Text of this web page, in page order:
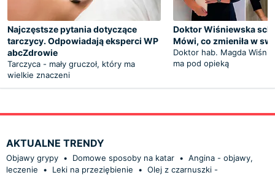
Najczęstsze pytania dotyczące
tarczycy. Odpowiadają eksperci WP
abcZdrowie
Tarczyca - mały gruczoł, który ma
wielkie znaczeni
Doktor Wiśniewska
Mówi, co zmieniła w
Doktor hab. Magda
ma pod opieką
AKTUALNE TRENDY
Objawy grypy • Domowe sposoby na katar • Angina - objawy,
leczenie
• Leki na przeziębienie • Olej z czarnuszki -